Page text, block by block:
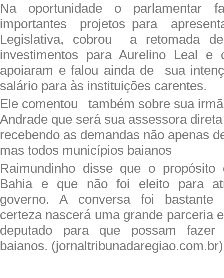
Na oportunidade o parlamentar
importantes projetos para
Legislativa, cobrou a retomada
investimentos para Aurelino Leal e
apoiaram e falou ainda de sua
salário para às instituições carentes.
Ele comentou também sobre sua
Andrade que será sua assessora
recebendo as demandas não apenas
mas todos municípios baianos
Raimundinho disse que o
Bahia e que não foi eleito para
governo. A conversa foi bastante
certeza nascerá uma grande parceria
deputado para que possam
baianos. (jornaltribunadaregiao.com.br)